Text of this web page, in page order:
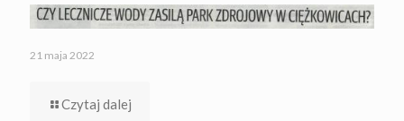
21 maja 2022
Czytaj dalej